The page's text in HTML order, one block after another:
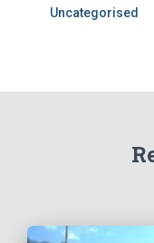
Uncategorised